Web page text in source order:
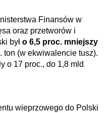
Finansów w
oraz przetworów i
był o 6,5 proc. mniejszy
ton (w ekwiwalencie tusz).
o 17 proc., do 1,8 mld
wieprzowego do Polski